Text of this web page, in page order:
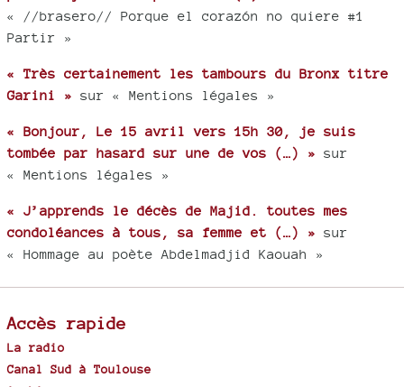
« //brasero// Porque el corazón no quiere #1
Partir »
« Très certainement les tambours du Bronx titre
Garini » sur « Mentions légales »
« Bonjour, Le 15 avril vers 15h 30, je suis
tombée par hasard sur une de vos (…) » sur
« Mentions légales »
« J’apprends le décès de Majid. toutes mes
condoléances à tous, sa femme et (…) » sur
« Hommage au poète Abdelmadjid Kaouah »
Accès rapide
La radio
Canal Sud à Toulouse